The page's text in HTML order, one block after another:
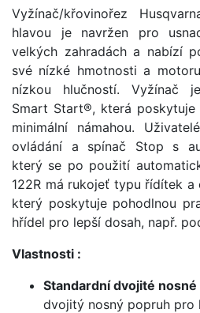
Vyžínač/křovinořez
hlavou je navržen pro
velkých zahradách a nabízí
své nízké hmotnosti a
nízkou hlučností. Vyžínač
Smart Start®, která
minimální námahou.
ovládání a spínač Stop s
který se po použití
122R má rukojeť typu řídítek
který poskytuje pohodlnou
hřídel pro lepší dosah, např.
Vlastnosti :
Standardní dvojité
dvojitý nosný popruh pro